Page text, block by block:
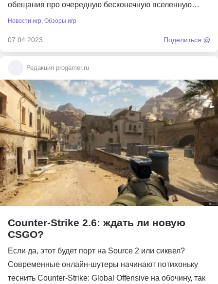
обещания про очередную бесконечную вселенную…
Новости игр, Обзоры игр
07.04.2023 Поделиться @
Редакция progamer.ru
Counter-Strike 2.6: ждать ли новую
CSGO?
Если да, этот будет порт на Source 2 или сиквел?
Современные онлайн-шутеры начинают потихоньку
теснить Counter-Strike: Global Offensive на обочину, так